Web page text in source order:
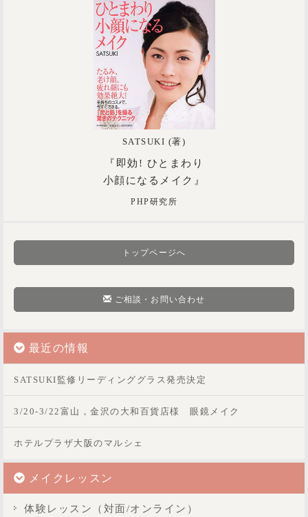
SATSUKI (著)
『即効! ひとまわり
小顔になるメイク』
PHP研究所
トップページへ
ご相談・お問い合わせ
最近の情報
SATSUKI監修リーディンググラス発売決定
3/20-3/22富山，金沢の大和百貨店様 眼鏡メイク
ホテルプラザ大阪のマルシェ
メイクレッスン
体験レッスン（対面/オンライン）